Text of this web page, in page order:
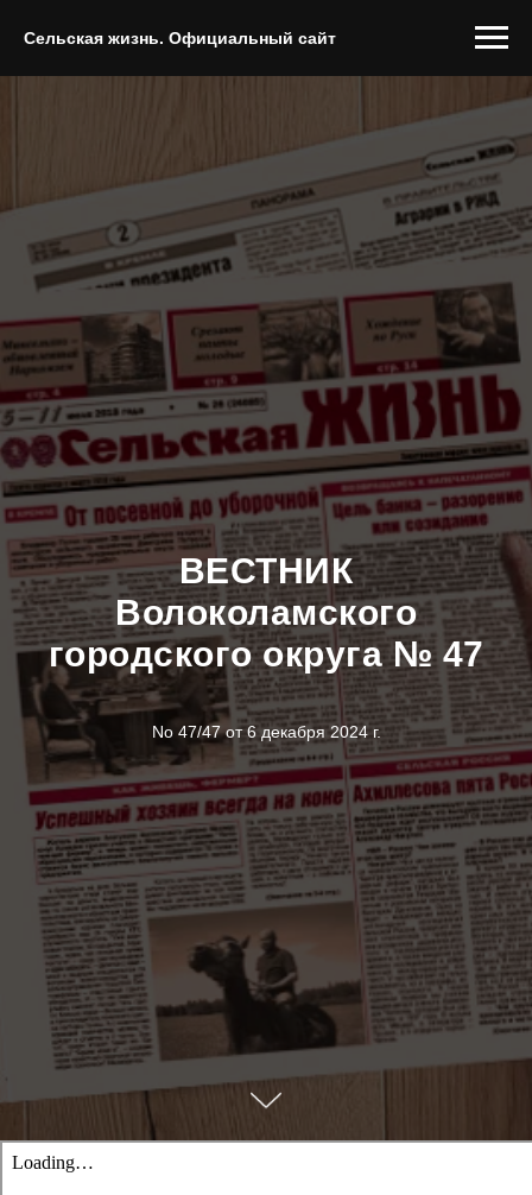
Сельская жизнь. Официальный сайт
ВЕСТНИК
Волоколамского
городского округа № 47
No 47/47 от 6 декабря 2024 г.